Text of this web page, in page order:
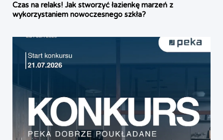
Czas na relaks! Jak stworzyć łazienkę marzeń z
wykorzystaniem nowoczesnego szkła?